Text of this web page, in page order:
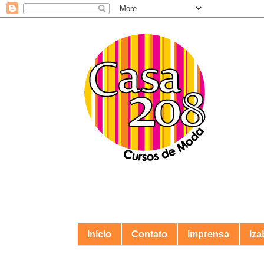
Início Contato Imprensa